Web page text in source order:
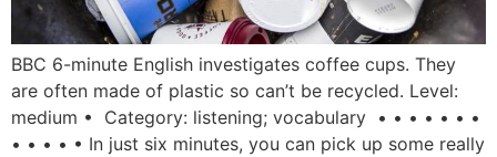
BBC 6-minute English investigates coffee cups. They
are often made of plastic so can’t be recycled. Level:
medium • Category: listening; vocabulary • • • • • • •
• • • • • In just six minutes, you can pick up some really